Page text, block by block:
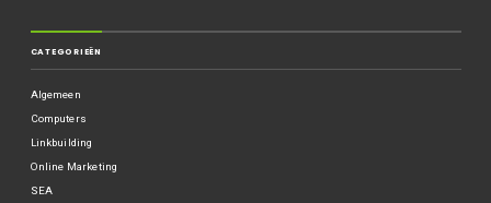
CATEGORIEËN
Algemeen
Computers
Linkbuilding
Online Marketing
SEA